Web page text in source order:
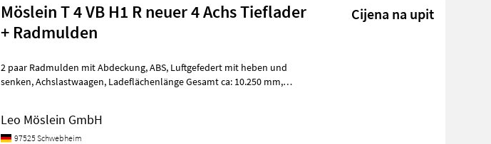
Möslein T 4 VB H1 R neuer 4 Achs Tieflader
+ Radmulden
Cijena na upit
2 paar Radmulden mit Abdeckung, ABS, Luftgefedert mit heben und
senken, Achslastwaagen, Ladeflächenlänge Gesamt ca: 10.250 mm,
Leo Möslein GmbH
97525 Schwebheim